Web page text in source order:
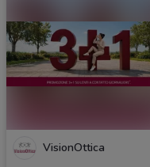
VisionOttica